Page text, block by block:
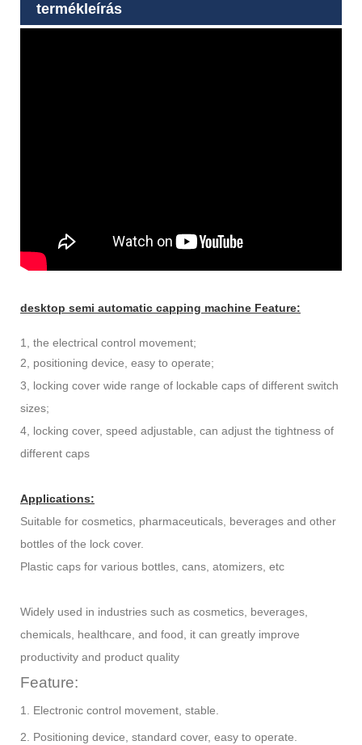
termékleírás
desktop semi automatic capping machine Feature:
1, the electrical control movement;
2, positioning device, easy to operate;
3, locking cover wide range of lockable caps of different switch
sizes;
4, locking cover, speed adjustable, can adjust the tightness of
different caps
Applications:
Suitable for cosmetics, pharmaceuticals, beverages and other
bottles of the lock cover.
Plastic caps for various bottles, cans, atomizers, etc
Widely used in industries such as cosmetics, beverages,
chemicals, healthcare, and food, it can greatly improve
productivity and product quality
Feature:
1. Electronic control movement, stable.
2. Positioning device, standard cover, easy to operate.